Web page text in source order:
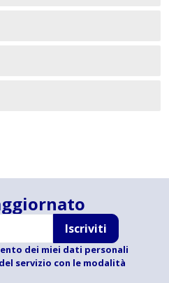
Iscriviti
dei miei dati personali
servizio con le modalità